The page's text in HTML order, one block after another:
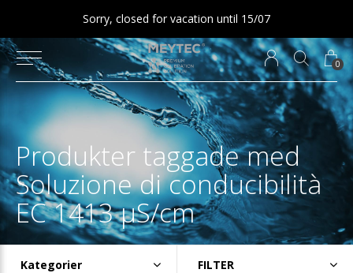
0
Sorry, closed for vacation until 15/07
Produkter taggade med
Soluzione di conducibilità
EC 1413 µS/cm
Kategorier FILTER